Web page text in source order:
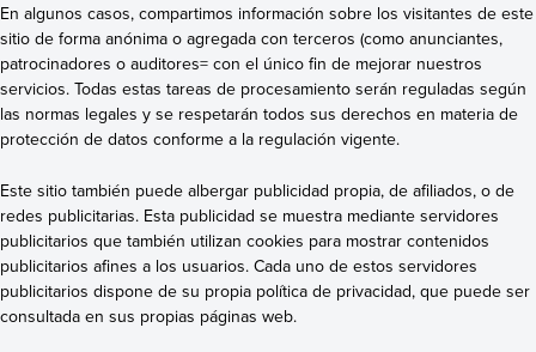
En algunos casos, compartimos información sobre los visitantes de este
sitio de forma anónima o agregada con terceros (como anunciantes,
patrocinadores o auditores= con el único fin de mejorar nuestros
servicios. Todas estas tareas de procesamiento serán reguladas según
las normas legales y se respetarán todos sus derechos en materia de
protección de datos conforme a la regulación vigente.
Este sitio también puede albergar publicidad propia, de afiliados, o de
redes publicitarias. Esta publicidad se muestra mediante servidores
publicitarios que también utilizan cookies para mostrar contenidos
publicitarios afines a los usuarios. Cada uno de estos servidores
publicitarios dispone de su propia política de privacidad, que puede ser
consultada en sus propias páginas web.